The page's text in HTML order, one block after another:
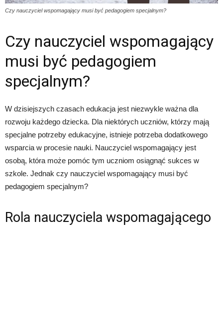
Czy nauczyciel wspomagający musi być pedagogiem specjalnym?
Czy nauczyciel wspomagający
musi być pedagogiem
specjalnym?
W dzisiejszych czasach edukacja jest niezwykle ważna dla
rozwoju każdego dziecka. Dla niektórych uczniów, którzy mają
specjalne potrzeby edukacyjne, istnieje potrzeba dodatkowego
wsparcia w procesie nauki. Nauczyciel wspomagający jest
osobą, która może pomóc tym uczniom osiągnąć sukces w
szkole. Jednak czy nauczyciel wspomagający musi być
pedagogiem specjalnym?
Rola nauczyciela wspomagającego